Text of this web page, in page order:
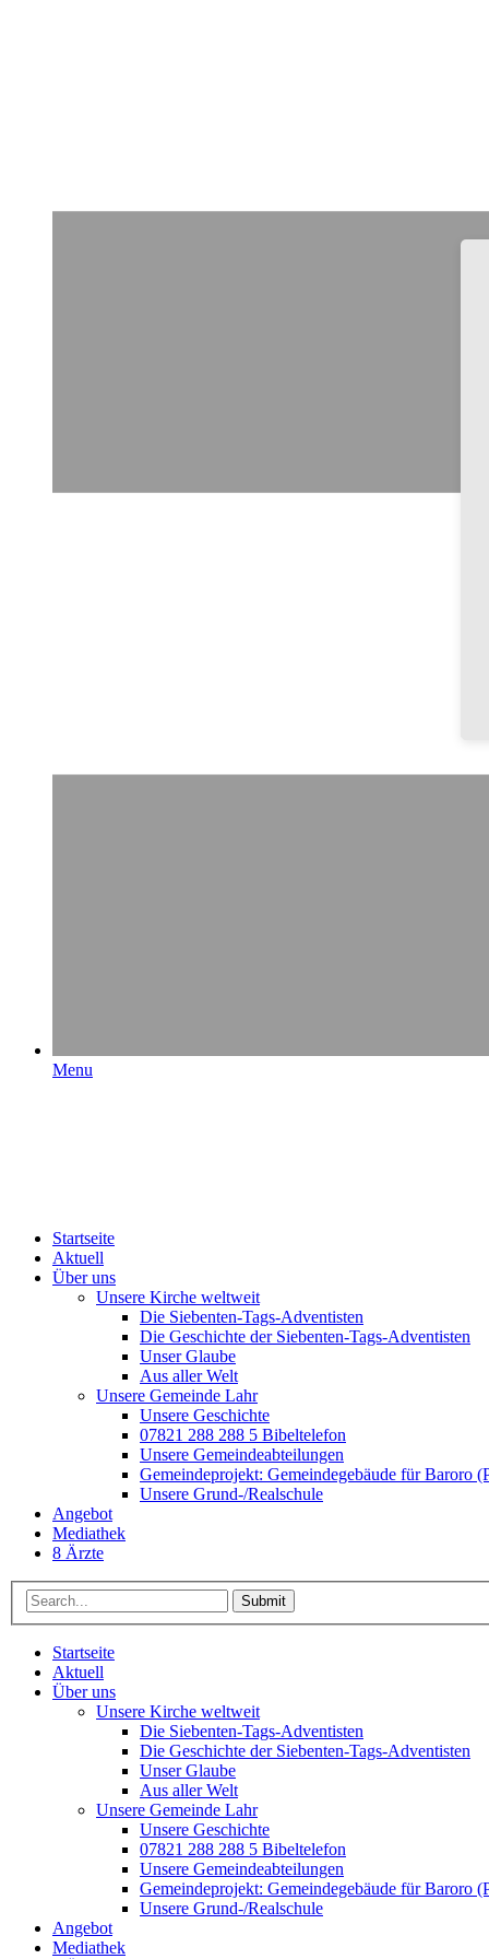
Menu
Startseite
Aktuell
Über uns
Unsere Kirche weltweit
Die Siebenten-Tags-Adventisten
Die Geschichte der Siebenten-Tags-Adventisten
Unser Glaube
Aus aller Welt
Unsere Gemeinde Lahr
Unsere Geschichte
07821 288 288 5 Bibeltelefon
Unsere Gemeindeabteilungen
Gemeindeprojekt: Gemeindegebäude für Baroro
Unsere Grund-/Realschule
Angebot
Mediathek
8 Ärzte
Submit
Startseite
Aktuell
Über uns
Unsere Kirche weltweit
Die Siebenten-Tags-Adventisten
Die Geschichte der Siebenten-Tags-Adventisten
Unser Glaube
Aus aller Welt
Unsere Gemeinde Lahr
Unsere Geschichte
07821 288 288 5 Bibeltelefon
Unsere Gemeindeabteilungen
Gemeindeprojekt: Gemeindegebäude für Baroro
Unsere Grund-/Realschule
Angebot
Mediathek